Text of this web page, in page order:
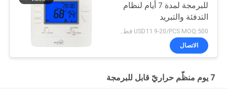
للبرمجة لمدة 7 أيام لنظام
التدفئة والتبريد
الاتصال
7 يوم منظّم حراريّ قابل للبرمجة